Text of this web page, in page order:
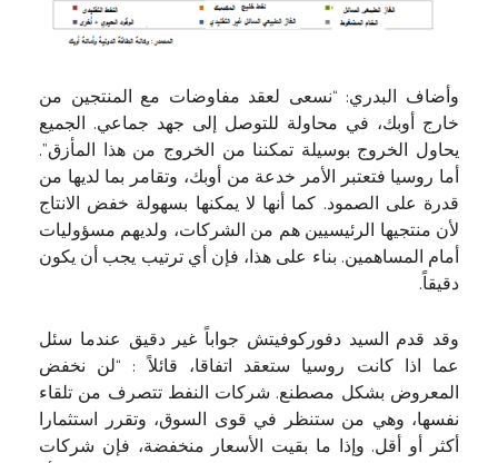
وأضاف البدري: “نسعى لعقد مفاوضات مع المنتجين من
خارج أوبك، في محاولة للتوصل إلى جهد جماعي. الجميع
يحاول الخروج بوسيلة تمكننا من الخروج من هذا المأزق”.
أما روسيا فتعتبر الأمر خدعة من أوبك، وتقامر بما لديها من
قدرة على الصمود. كما أنها لا يمكنها بسهولة خفض الانتاج
لأن منتجيها الرئيسيين هم من الشركات، ولديهم مسؤوليات
أمام المساهمين. بناء على هذا، فإن أي ترتيب يجب أن يكون
دقيقاً.
وقد قدم السيد دفوركوفيتش جواباً غير دقيق عندما سئل
عما اذا كانت روسيا ستعقد اتفاقا، قائلاً : “لن نخفض
المعروض بشكل مصطنع. شركات النفط تتصرف من تلقاء
نفسها، وهي من ستنظر في قوى السوق، وتقرر استثمارا
أكثر أو أقل. وإذا ما بقيت الأسعار منخفضة، فإن شركات